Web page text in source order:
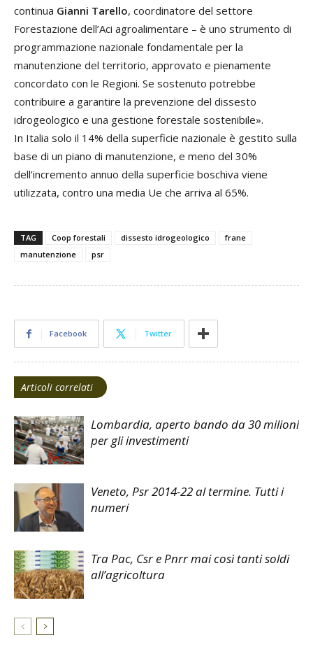
continua Gianni Tarello, coordinatore del settore
Forestazione dell’Aci agroalimentare – è uno strumento di
programmazione nazionale fondamentale per la
manutenzione del territorio, approvato e pienamente
concordato con le Regioni. Se sostenuto potrebbe
contribuire a garantire la prevenzione del dissesto
idrogeologico e una gestione forestale sostenibile».
In Italia solo il 14% della superficie nazionale è gestito sulla
base di un piano di manutenzione, e meno del 30%
dell’incremento annuo della superficie boschiva viene
utilizzata, contro una media Ue che arriva al 65%.
TAG Coop forestali dissesto idrogeologico
frane
manutenzione
psr
Facebook Twitter
Articoli correlati
Lombardia, aperto bando da 30 milioni
per gli investimenti
Veneto, Psr 2014-22 al termine. Tutti i
numeri
Tra Pac, Csr e Pnrr mai così tanti soldi
all’agricoltura